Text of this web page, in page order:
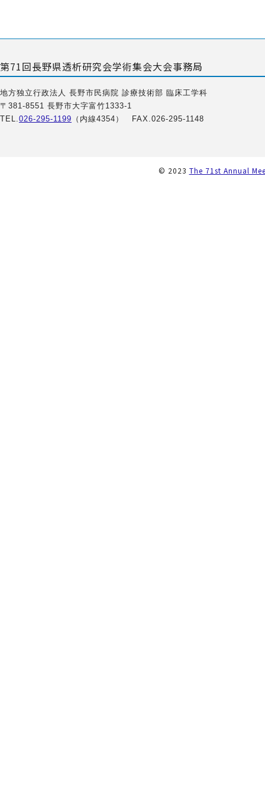
第71回長野県透析研究会学術集会大会事務局
地方独立行政法人 長野市民病院 診療技術部 臨床工学科
〒381-8551 長野市大字富竹1333-1
TEL.026-295-1199 （内線4354） FAX.026-295-1148
© 2023 The 71st Annual